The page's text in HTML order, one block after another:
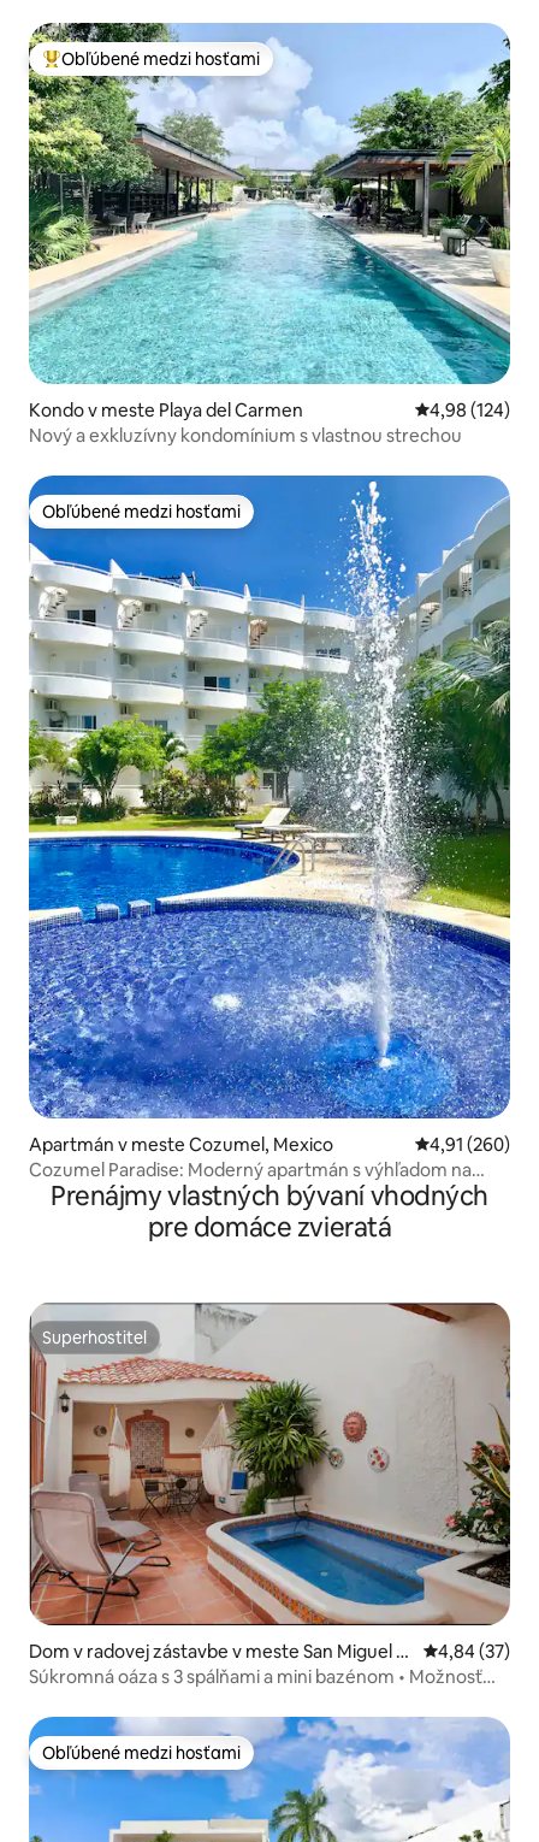
Najobľúbenejšie medzi hosťami
Obľúbené medzi hosťami
Kondo v meste Playa del Carmen Priemerné
4,98 (124)
Nový a exkluzívny kondomínium s vlastnou strechou
Obľúbené medzi hosťami
Obľúbené medzi hosťami
Apartmán v meste Cozumel, Mexico Priemerné
4,91 (260)
Cozumel Paradise: Moderný apartmán s výhľadom na
oceán
Prenájmy vlastných bývaní vhodných
pre domáce zvieratá
Superhostiteľ
Superhostiteľ
Dom v radovej zástavbe v meste San Miguel d
e Cozumel
Priemerné
4,84 (37)
Súkromná oáza s 3 spálňami a mini bazénom • Možnosť
Obľúbené medzi hosťami
Obľúbené medzi hosťami